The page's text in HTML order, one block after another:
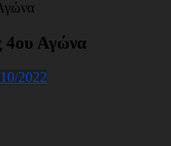
4ου Αγώνα
2022